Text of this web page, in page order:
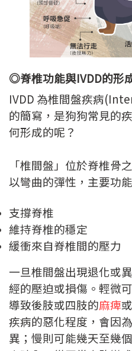
◎脊椎功能與IVDD的形
IVDD 為椎間盤疾病
的簡寫，是狗狗常見的
何形成的呢？
「椎間盤」位於脊椎骨
以彎曲的彈性，主要功能
支撐脊椎
維持脊椎的穩定
緩衝來自脊椎間的壓力
一旦椎間盤出現退化或
經的壓迫或損傷。輕微
導致後肢或四肢的麻痺或
疾病的惡化程度，會因
異；慢則可能幾天至幾